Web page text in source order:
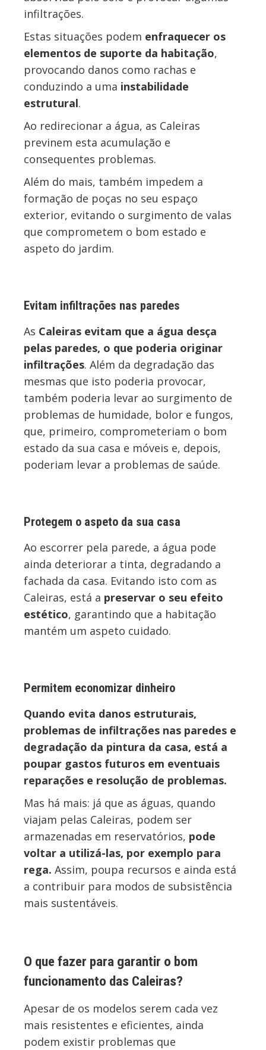
infiltrações.
Estas situações podem enfraquecer os
elementos de suporte da habitação,
provocando danos como rachas e
conduzindo a uma instabilidade
estrutural.
Ao redirecionar a água, as Caleiras
previnem esta acumulação e
consequentes problemas.
Além do mais, também impedem a
formação de poças no seu espaço
exterior, evitando o surgimento de valas
que comprometem o bom estado e
aspeto do jardim.
Evitam infiltrações nas paredes
As Caleiras evitam que a água desça
pelas paredes, o que poderia originar
infiltrações. Além da degradação das
mesmas que isto poderia provocar,
também poderia levar ao surgimento de
problemas de humidade, bolor e fungos,
que, primeiro, comprometeriam o bom
estado da sua casa e móveis e, depois,
poderiam levar a problemas de saúde.
Protegem o aspeto da sua casa
Ao escorrer pela parede, a água pode
ainda deteriorar a tinta, degradando a
fachada da casa. Evitando isto com as
Caleiras, está a preservar o seu efeito
estético, garantindo que a habitação
mantém um aspeto cuidado.
Permitem economizar dinheiro
Quando evita danos estruturais,
problemas de infiltrações nas paredes e
degradação da pintura da casa, está a
poupar gastos futuros em eventuais
reparações e resolução de problemas.
Mas há mais: já que as águas, quando
viajam pelas Caleiras, podem ser
armazenadas em reservatórios, pode
voltar a utilizá-las, por exemplo para
rega. Assim, poupa recursos e ainda está
a contribuir para modos de subsistência
mais sustentáveis.
O que fazer para garantir o bom
funcionamento das Caleiras?
Apesar de os modelos serem cada vez
mais resistentes e eficientes, ainda
podem existir problemas que